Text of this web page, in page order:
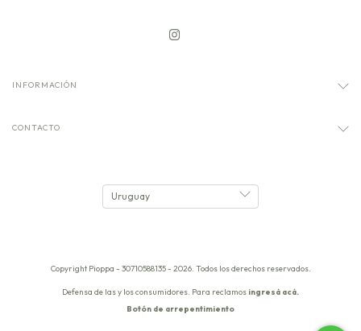
INFORMACIÓN
CONTACTO
Copyright Pioppa - 30710588135 - 2026. Todos los derechos reservados.
Defensa de las y los consumidores. Para reclamos ingresá acá.
Botón de arrepentimiento